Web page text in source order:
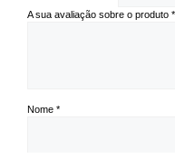
A sua avaliação sobre o produto *
Nome *